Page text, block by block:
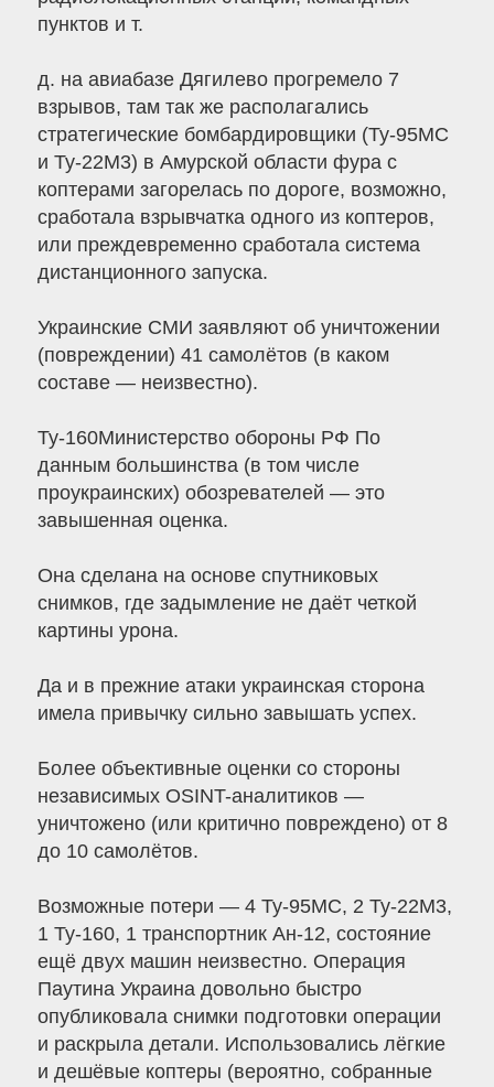
пунктов и т.
д. на авиабазе Дягилево прогремело 7
взрывов, там так же располагались
стратегические бомбардировщики (Ту-95МС
и Ту-22М3) в Амурской области фура с
коптерами загорелась по дороге, возможно,
сработала взрывчатка одного из коптеров,
или преждевременно сработала система
дистанционного запуска.
Украинские СМИ заявляют об уничтожении
(повреждении) 41 самолётов (в каком
составе — неизвестно).
Ту-160Министерство обороны РФ По
данным большинства (в том числе
проукраинских) обозревателей — это
завышенная оценка.
Она сделана на основе спутниковых
снимков, где задымление не даёт четкой
картины урона.
Да и в прежние атаки украинская сторона
имела привычку сильно завышать успех.
Более объективные оценки со стороны
независимых OSINT-аналитиков —
уничтожено (или критично повреждено) от 8
до 10 самолётов.
Возможные потери — 4 Ту-95МС, 2 Ту-22М3,
1 Ту-160, 1 транспортник Ан-12, состояние
ещё двух машин неизвестно. Операция
Паутина Украина довольно быстро
опубликовала снимки подготовки операции
и раскрыла детали. Использовались лёгкие
и дешёвые коптеры (вероятно, собранные